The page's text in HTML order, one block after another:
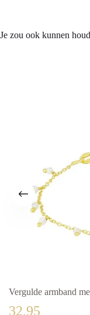
Je zou ook kunnen
Vergulde armband
32,95